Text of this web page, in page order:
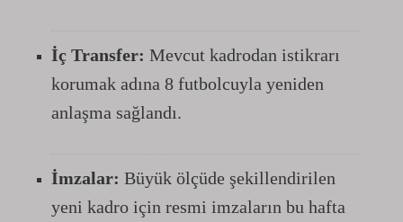
İç Transfer: Mevcut kadrodan istikrarı
korumak adına 8 futbolcuyla yeniden
anlaşma sağlandı.
İmzalar: Büyük ölçüde şekillendirilen
yeni kadro için resmi imzaların bu hafta